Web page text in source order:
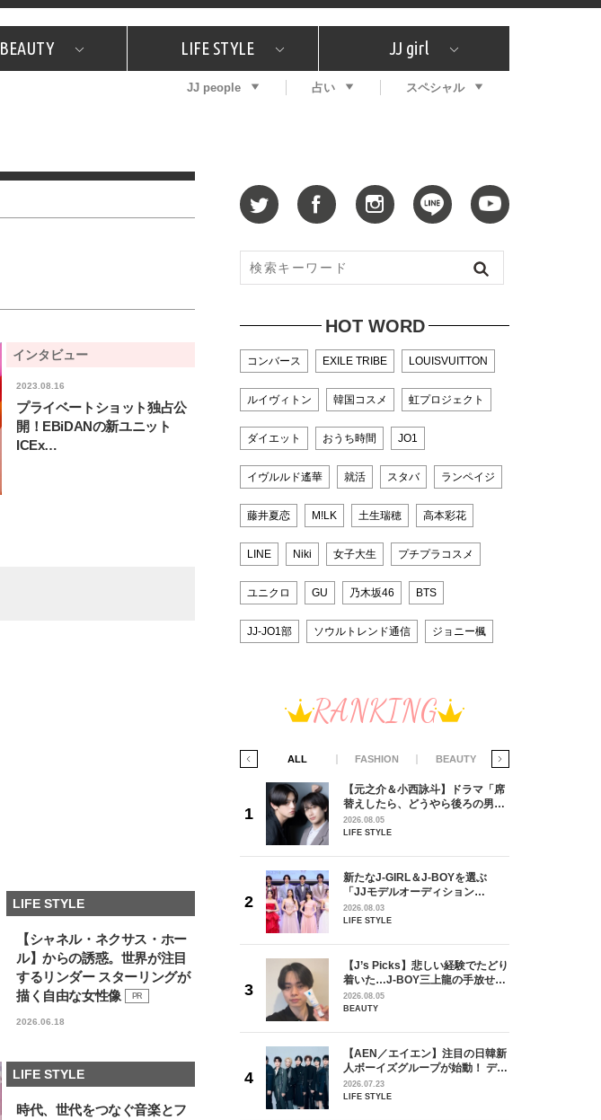
JJスタッフの"それどこの"？ プチプラ プレゼント
BEAUTY
コスメ全部試してみた What's NEW？ 特集
LIFE STYLE
JJグルメガイド エンタメ プレゼント
恋愛
JJ girl
特集 おしゃラン！
JJ people 占い スペシャル
インタビュー
2023.08.16
プライベートショット独占公
開！EBiDANの新ユニット
ICEx…
LIFE STYLE
【シャネル・ネクサス・ホー
ル】からの誘惑。世界が注目
するリンダー スターリングが
描く自由な女性像
PR
2026.06.18
LIFE STYLE
時代、世代をつなぐ音楽とフ
HOT WORD
コンバース EXILE TRIBE LOUISVUITTON
ルイヴィトン 韓国コスメ 虹プロジェクト
ダイエット おうち時間 JO1
イヴルルド遙華 就活 スタバ ランペイジ
藤井夏恋 M!LK 土生瑞穂 高本彩花
LINE Niki 女子大生 プチプラコスメ
ユニクロ GU 乃木坂46 BTS
JJ-JO1部 ソウルトレンド通信 ジョニー楓
RANKING
ALL FASHION BEAUTY
「JJモデルオーディション
2027」が募集開始！ 予選ブロッ
「新システム」に変わります
2026.08.03
【AEN／エイエン】注目の日韓新
人ボーイズグループが始動！ デビ
ュー目前のフレッシュな面々を独
2026.07.23
リカへ……オールラウンダーを目
指すダンサーは踊ることが好きす
vol.29 三宅啄未さん
【元之介＆小西詠斗】ドラマ「席
替えしたら、どうやら後ろの男が
どうやら俺のこと好きらしい」放
送記念インタビュー♡ 「自然と詠
2026.08.05
LIFE STYLE
新たなJ-GIRL＆J-BOYを選ぶ
「JJモデルオーディション
2027」が募集開始！ 予選ブロッ
クは候補生の“魅力”を重視した
2026.08.03
LIFE STYLE
【J’s Picks】悲しい経験でたどり
着いた…J-BOY三上龍の手放せな
い“オールインワン”アイテム〈ビ
ューティ＆ファッション夏の必需
2026.08.05
BEAUTY
【AEN／エイエン】注目の日韓新
人ボーイズグループが始動！ デビ
ュー目前のフレッシュな面々を独
占インタビュー。7人の魅力に迫
2026.07.23
LIFE STYLE